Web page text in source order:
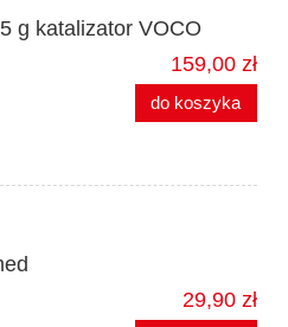
g katalizator VOCO
159,00 zł
do koszyka
29,90 zł